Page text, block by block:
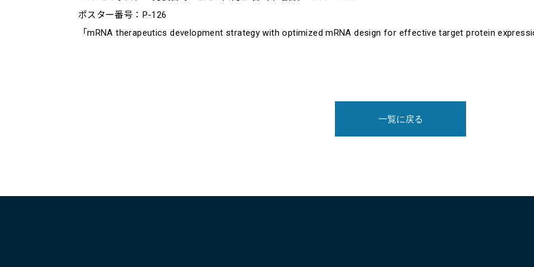
ポスター番号：P-126
「mRNA therapeutics development strategy with optimized mRNA design for effective target protein
一覧に戻る